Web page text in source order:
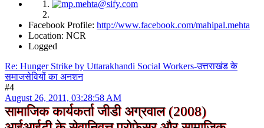
Facebook Profile: http://www.facebook.com/mahipal.mehta
Location: NCR
Logged
Re: Hunger Strike by Uttarakhandi Social Workers-उत्तराखंड के
समाजसेवियों का अनशन
#4
August 26, 2011, 03:28:58 AM
सामाजिक कार्यकर्ता जीडी अग्रवाल (2008)